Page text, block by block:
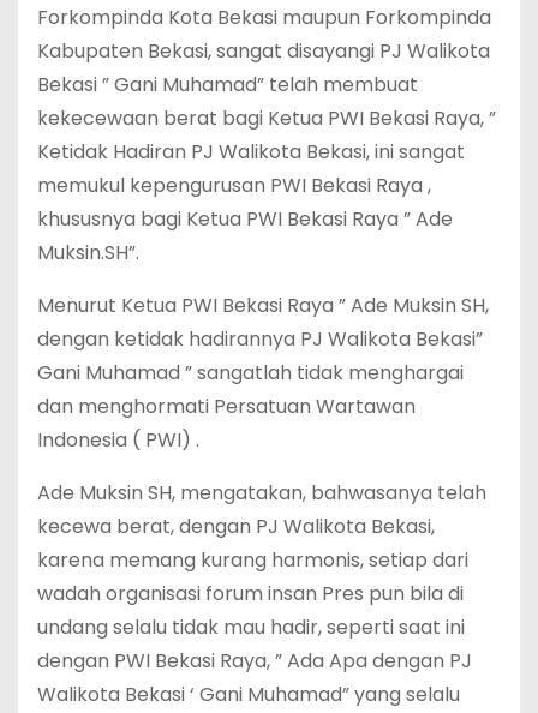
Forkompinda Kota Bekasi maupun Forkompinda
Kabupaten Bekasi, sangat disayangi PJ Walikota
Bekasi ” Gani Muhamad” telah membuat
kekecewaan berat bagi Ketua PWI Bekasi Raya, ”
Ketidak Hadiran PJ Walikota Bekasi, ini sangat
memukul kepengurusan PWI Bekasi Raya ,
khususnya bagi Ketua PWI Bekasi Raya ” Ade
Muksin.SH”.
Menurut Ketua PWI Bekasi Raya ” Ade Muksin SH,
dengan ketidak hadirannya PJ Walikota Bekasi”
Gani Muhamad ” sangatlah tidak menghargai
dan menghormati Persatuan Wartawan
Indonesia ( PWI) .
Ade Muksin SH, mengatakan, bahwasanya telah
kecewa berat, dengan PJ Walikota Bekasi,
karena memang kurang harmonis, setiap dari
wadah organisasi forum insan Pres pun bila di
undang selalu tidak mau hadir, seperti saat ini
dengan PWI Bekasi Raya, ” Ada Apa dengan PJ
Walikota Bekasi ‘ Gani Muhamad” yang selalu